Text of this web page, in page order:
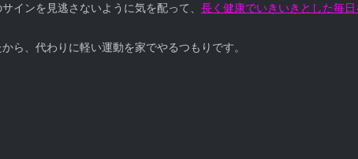
インを見逃さないように気を配って、 長く健康でいきいきとした毎日
ら、代わりに軽い運動を家でやるつもりです。